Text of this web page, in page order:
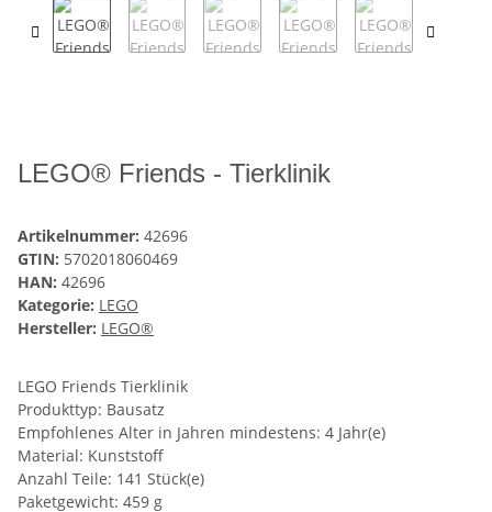
LEGO® Friends - Tierklinik
Artikelnummer: 42696
GTIN: 5702018060469
HAN: 42696
Kategorie: LEGO
Hersteller: LEGO®
LEGO Friends Tierklinik
Produkttyp: Bausatz
Empfohlenes Alter in Jahren mindestens: 4 Jahr(e)
Material: Kunststoff
Anzahl Teile: 141 Stück(e)
Paketgewicht: 459 g